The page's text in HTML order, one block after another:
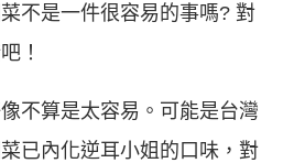
不是一件很容易的事嗎? 對
！
不算是太容易。可能是台灣
已內化逆耳小姐的口味，對